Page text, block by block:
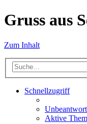
Gruss aus
Zum Inhalt
Schnellzugriff
Aktive